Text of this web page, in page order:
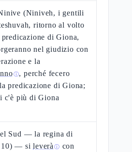
(Niniveh, i gentili
ritorno al volto
di Giona,
nel giudizio con
e la
ⓘ, perché fecero
predicazione di Giona;
c'è più di Giona
Sud — la regina di
10) — sileverà ⓘ con